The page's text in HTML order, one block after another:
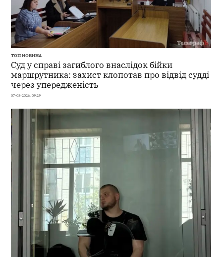
ТОП НОВИНА
Суд у справі загиблого внаслідок бійки
маршрутника: захист клопотав про відвід судді
через упередженість
07-08-2026, 09:29